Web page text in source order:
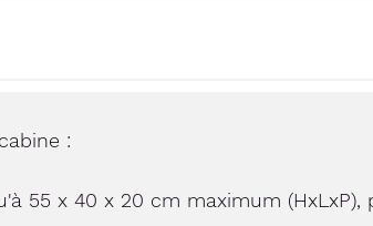
:
55 x 40 x 20 cm maximum (HxLxP),